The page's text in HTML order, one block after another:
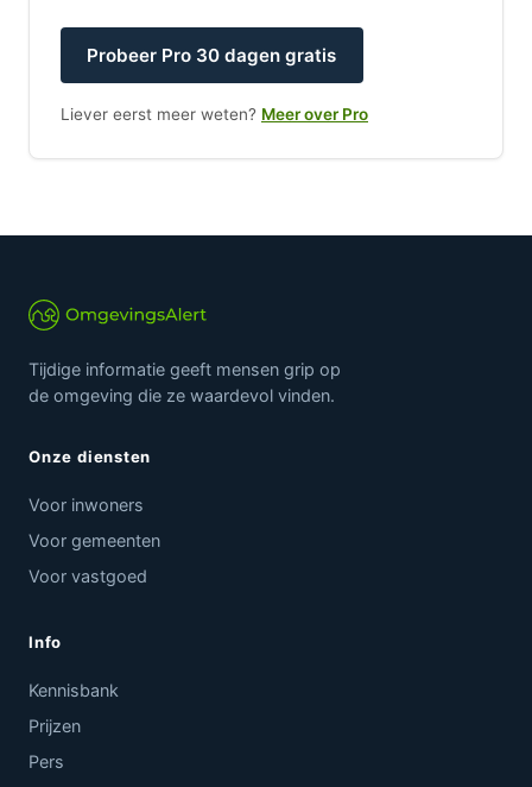
Probeer Pro 30 dagen gratis
Liever eerst meer weten? Meer over Pro
Tijdige informatie geeft mensen grip op
de omgeving die ze waardevol vinden.
Onze diensten
Voor inwoners
Voor gemeenten
Voor vastgoed
Info
Kennisbank
Prijzen
Pers